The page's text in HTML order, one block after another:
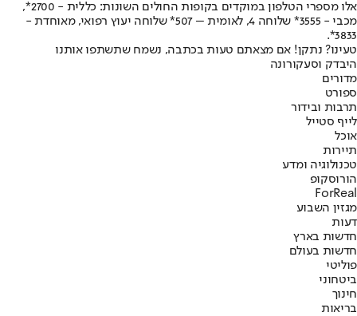
אלו מספרי הטלפון במוקדים בקופות החולים השונות: כללית - 2700*,
מכבי - 3555* שלוחה 4, לאומית – 507* שלוחה יעוץ רפואי, מאוחדת -
3833*.
טעינו? נתקן! אם מצאתם טעות בכתבה, נשמח שתשתפו אותנו
היבדק וסעקורונה
מדורים
ספורט
תרבות ובידור
לייף סטייל
אוכל
תיירות
טכנולוגיה ומדע
הורוסקופ
ForReal
מגזין השבוע
דעות
חדשות בארץ
חדשות בעולם
פוליטי
ביטחוני
חינוך
בריאות